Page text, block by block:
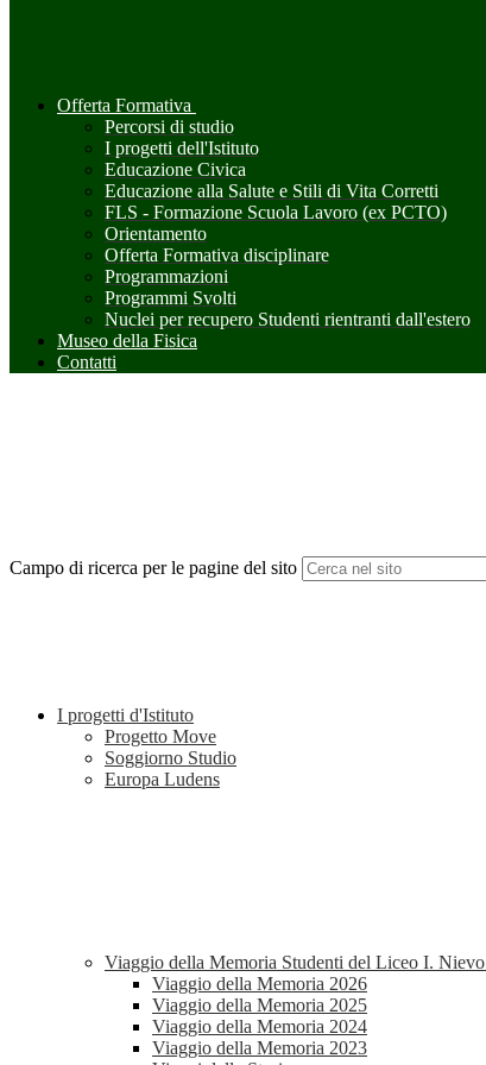
Offerta Formativa
Percorsi di studio
I progetti dell'Istituto
Educazione Civica
Educazione alla Salute e Stili di Vita Corretti
FLS - Formazione Scuola Lavoro (ex PCTO)
Orientamento
Offerta Formativa disciplinare
Programmazioni
Programmi Svolti
Nuclei per recupero Studenti rientranti dall'estero
Museo della Fisica
Contatti
Campo di ricerca per le pagine del sito
I progetti d'Istituto
Progetto Move
Soggiorno Studio
Europa Ludens
Viaggio della Memoria Studenti del Liceo I. Nievo
Viaggio della Memoria 2026
Viaggio della Memoria 2025
Viaggio della Memoria 2024
Viaggio della Memoria 2023